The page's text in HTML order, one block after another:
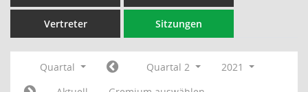
Vertreter Sitzungen
Quartal Quartal 2
2021